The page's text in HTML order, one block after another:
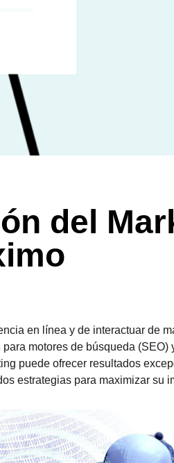
del
en línea y de interactuar de
motores de búsqueda (SEO)
puede ofrecer resultados
estrategias para maximizar su